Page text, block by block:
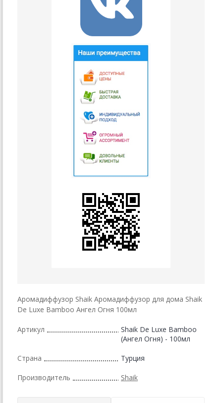
Аромадиффузор Shaik Аромадиффузор для дома Shaik
De Luxe Bamboo Ангел Огня 100мл
Артикул
Shaik De Luxe Bamboo
(Ангел Огня) - 100мл
Страна Турция
Производитель Shaik